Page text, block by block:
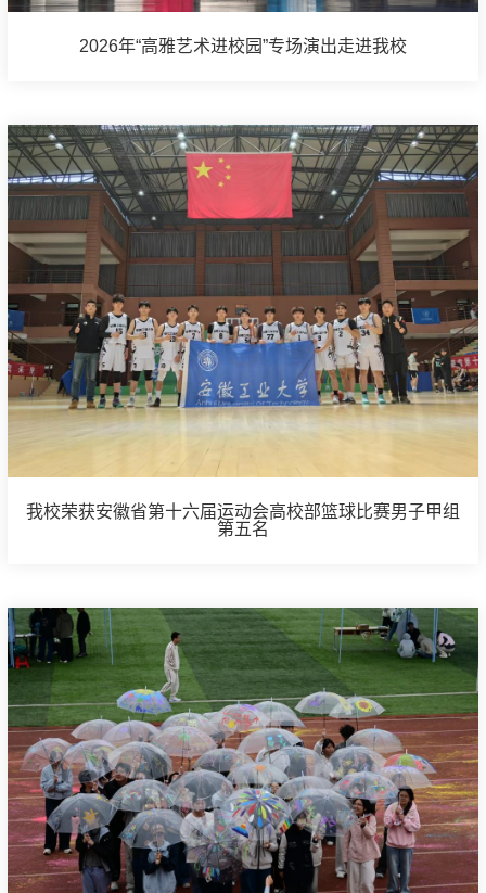
2026年“高雅艺术进校园”专场演出走进我校
我校荣获安徽省第十六届运动会高校部篮球比赛男子甲组
第五名